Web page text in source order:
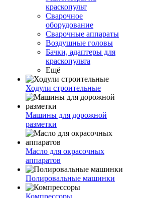
краскопульт
Сварочное
оборудование
Сварочные аппараты
Воздушные головы
Бачки, адаптеры для
краскопульта
Ещё
Ходули строительные
Машины для дорожной
разметки
Масло для окрасочных
аппаратов
Полировальные машинки
Компрессоры